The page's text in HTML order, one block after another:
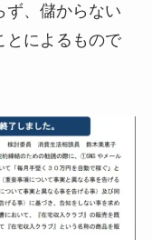
ず、儲からない
とによるもので